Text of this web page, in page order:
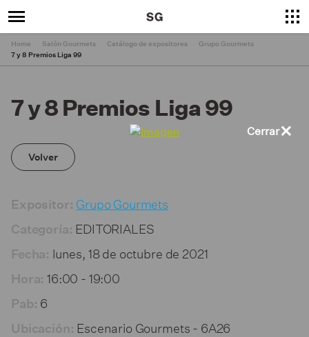
Home Salón Gourmets Catálogo de expositores
Grupo Gourmets
7 y 8 Premios Liga 99
7 y 8 Premios Liga 99
Volver
Expositor: Grupo Gourmets
Categoría: EDITORIALES
Fecha: lunes, 18 de octubre de 2021
Hora: 16:00 - 19:00
Pab: 6
Ubicación: Escenario Gourmets - 6A26
Cerrar×